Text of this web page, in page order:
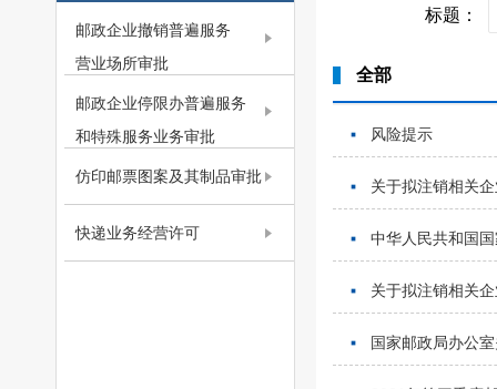
邮政企业撤销普遍服务
营业场所审批
邮政企业停限办普遍服务
和特殊服务业务审批
仿印邮票图案及其制品审批
快递业务经营许可
标题：
全部
风险提示
关于拟注销相关
中华人民共和国
关于拟注销相关
国家邮政局办公